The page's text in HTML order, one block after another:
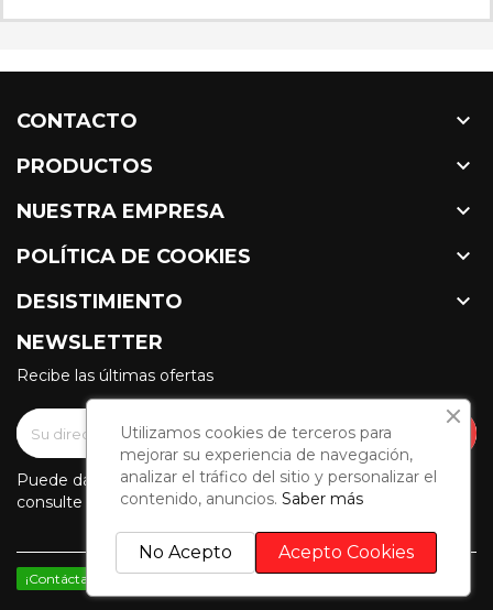
CONTACTO 
PRODUCTOS 
NUESTRA EMPRESA 
POLÍTICA DE COOKIES 
DESISTIMIENTO 
NEWSLETTER
Recibe las últimas ofertas
Puede darse de baja en cualquier momento. Para ello,
consulte nuestra información de contacto en el aviso legal.
¡Contáctanos por WhatsApp!
Utilizamos cookies de terceros para
mejorar su experiencia de navegación,
analizar el tráfico del sitio y personalizar el
contenido, anuncios. Saber más
Acepto Cookies
No Acepto